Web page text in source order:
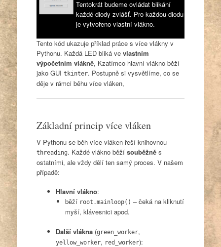
Tentokrát budeme ovládat blikání
každé diody zvlášť. Pro každou diodu
je vytvořeno vlastní vlákno.
Tento kód ukazuje příklad práce s více vlákny v
Pythonu. Každá LED bliká ve vlastním
výpočetním vlákně, Kzatímco hlavní vlákno běží
jako GUI tkinter. Postupně si vysvětlíme, co se
děje v rámci běhu více vláken,
Základní princip více vláken
V Pythonu se běh více vláken řeší knihovnou
threading. Každé vlákno běží souběžněs
ostatními, ale vždy dělí ten samý proces. V našem
případě:
Hlavní vlákno:
běží root.mainloop() – čeká na kliknutí
myší, klávesnici apod.
Další vlákna(green_worker,
yellow_worker, red_worker):